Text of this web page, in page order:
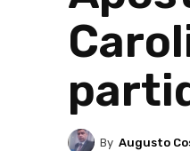
By Augusto